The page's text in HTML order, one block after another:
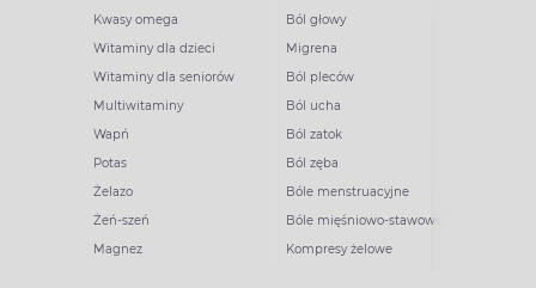
Kwasy omega
Witaminy dla dzieci
Witaminy dla seniorów
Multiwitaminy
Wapń
Potas
Żelazo
Żeń-szeń
Magnez
Ból głowy
Migrena
Ból pleców
Ból ucha
Ból zatok
Ból zęba
Bóle menstruacyjne
Bóle mięśniowo-stawowe
Kompresy żelowe